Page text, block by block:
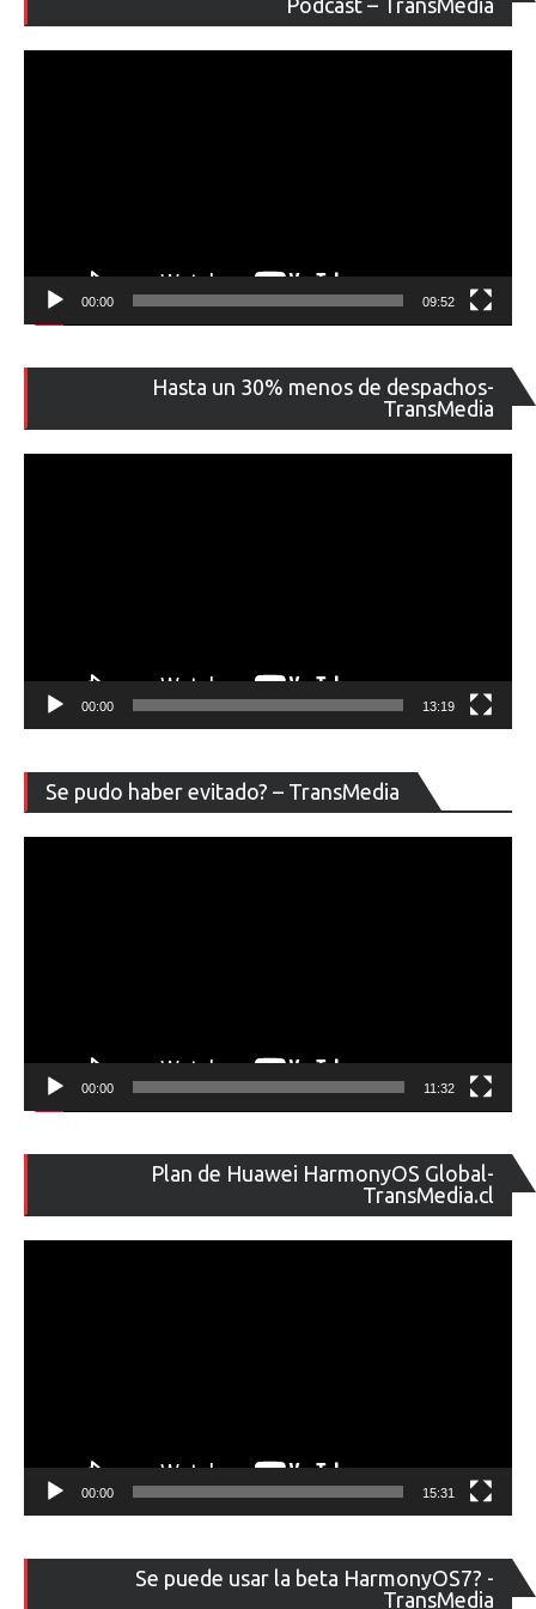
00:00 09:52
Hasta un 30% menos de despachos-
TransMedia
de
00:00 13:19
Se pudo haber evitado? – TransMedia
de
00:00 11:32
Plan de Huawei HarmonyOS Global-
TransMedia.cl
de
00:00 15:31
Se puede usar la beta HarmonyOS7? -
TransMedia
de